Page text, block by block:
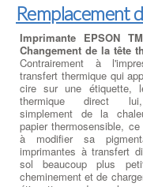
Remplacement
Imprimante EPSON
Changement de la tête
Contrairement à
transfert thermique qui
cire sur une étiquette,
thermique direct
simplement de la
papier thermosensible,
à modifier sa
imprimantes à transfert
sol beaucoup plus
cheminement et de